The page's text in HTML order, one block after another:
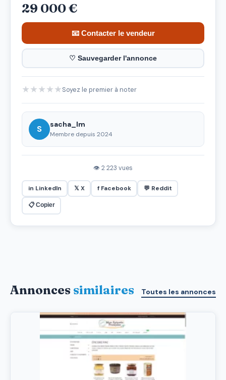
29 000 €
📧 Contacter le vendeur
♡ Sauvegarder l'annonce
★★★★★Soyez le premier à noter
S sacha_lm
Membre depuis 2024
👁 2 223 vues
in LinkedIn 𝕏 X f Facebook 💬 Reddit
📋 Copier
Annonces similaires Toutes les annonces